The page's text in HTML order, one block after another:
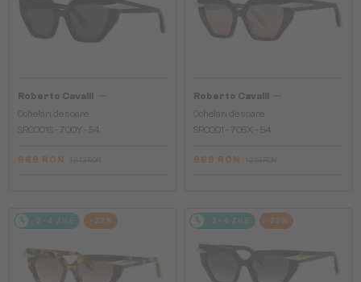
Roberto Cavalli
Ochelari de soare
SRC001S - 700Y - 54
969 RON
Roberto Cavalli
Ochelari de soare
SRC001 - 705X - 54
969 RON
2-4 ZILE -22% 2-4 ZILE -22%